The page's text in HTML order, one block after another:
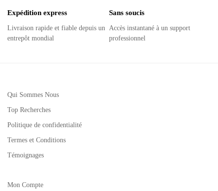
Expédition express
Livraison rapide et fiable depuis un
entrepôt mondial
Sans soucis
Accès instantané à un support
professionnel
Qui Sommes Nous
Top Recherches
Politique de confidentialité
Termes et Conditions
Témoignages
Mon Compte